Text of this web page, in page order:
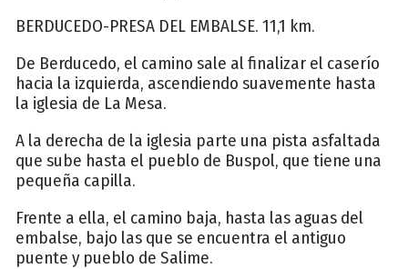
BERDUCEDO-PRESA DEL EMBALSE. 11,1 km.
De Berducedo, el camino sale al finalizar el caserío
hacia la izquierda, ascendiendo suavemente hasta
la iglesia de La Mesa.
A la derecha de la iglesia parte una pista asfaltada
que sube hasta el pueblo de Buspol, que tiene una
pequeña capilla.
Frente a ella, el camino baja, hasta las aguas del
embalse, bajo las que se encuentra el antiguo
puente y pueblo de Salime.